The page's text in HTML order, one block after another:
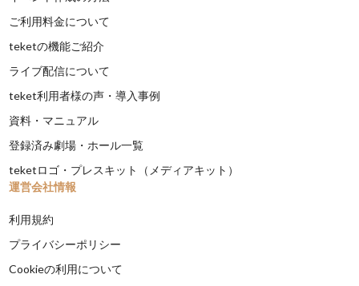
ご利用料金について
teketの機能ご紹介
ライブ配信について
teket利用者様の声・導入事例
資料・マニュアル
登録済み劇場・ホール一覧
teketロゴ・プレスキット（メディアキット）
運営会社情報
利用規約
プライバシーポリシー
Cookieの利用について